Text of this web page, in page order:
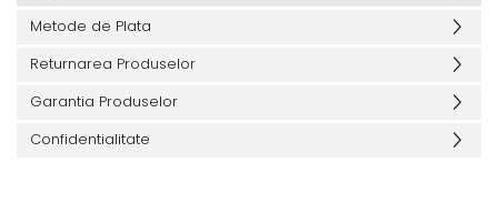
Metode de Plata
Returnarea Produselor
Garantia Produselor
Confidentialitate